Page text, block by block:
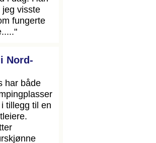
jeg visste
fungerte
Nord-
har både
tillegg til en